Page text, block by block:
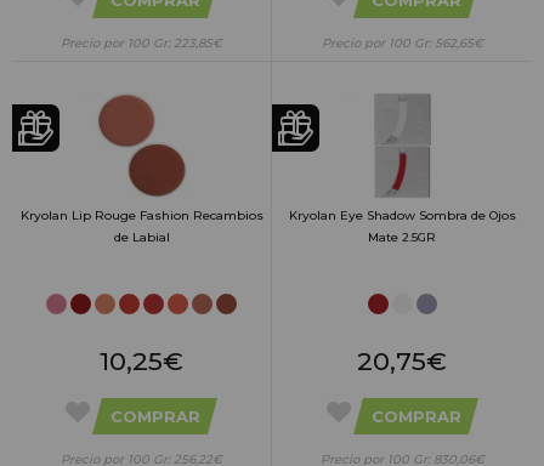
Precio por 100 Gr: 223,85€ Precio por 100 Gr: 562,65€
Kryolan Lip Rouge Fashion Recambios
de Labial
10,25€
COMPRAR
Precio por 100 Gr: 256,22€
Kryolan Eye Shadow Sombra de Ojos
Mate 2.5GR
20,75€
COMPRAR
Precio por 100 Gr: 830,06€